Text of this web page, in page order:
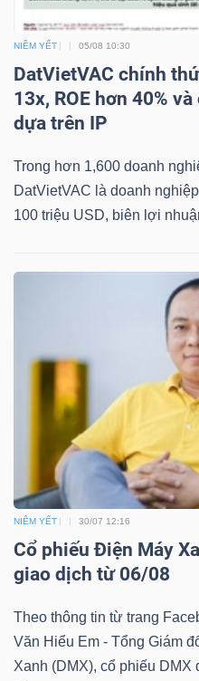
NIÊM YẾT 05/08 10:30
DatVietVAC chính
13x, ROE hơn 40%
dựa trên IP
Trong hơn 1,600 doanh
DatVietVAC là doanh
100 triệu USD, biên lợi
NIÊM YẾT 30/07 12:16
Cổ phiếu Điện Máy
giao dịch từ 06/08
Theo thông tin từ trang
Văn Hiểu Em - Tổng Giám
Xanh (DMX), cổ phiếu